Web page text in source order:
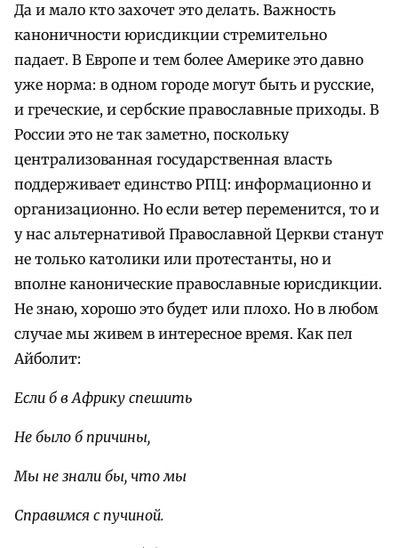
Да и мало кто захочет это делать. Важность
каноничности юрисдикции стремительно
падает. В Европе и тем более Америке это давно
уже норма: в одном городе могут быть и русские,
и греческие, и сербские православные приходы. В
России это не так заметно, поскольку
централизованная государственная власть
поддерживает единство РПЦ: информационно и
организационно. Но если ветер переменится, то и
у нас альтернативой Православной Церкви станут
не только католики или протестанты, но и
вполне канонические православные юрисдикции.
Не знаю, хорошо это будет или плохо. Но в любом
случае мы живем в интересное время. Как пел
Айболит:
Если б в Африку спешить
Не было б причины,
Мы не знали бы, что мы
Справимся с пучиной.